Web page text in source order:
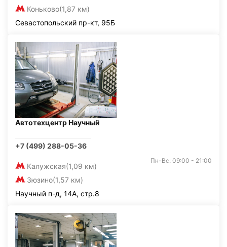
Коньково(1,87 км)
Севастопольский пр-кт, 95Б
Автотехцентр Научный
+7 (499) 288-05-36
Калужская(1,09 км)
Зюзино(1,57 км)
Пн-Вс: 09:00 - 21:00
Научный п-д, 14А, стр.8